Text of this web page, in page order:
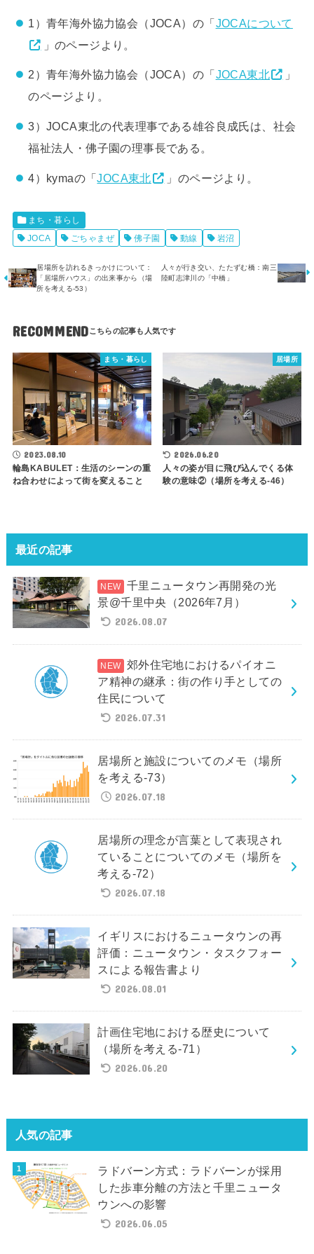
1）青年海外協力協会（JOCA）の「JOCAについて
」のページより。
2）青年海外協力協会（JOCA）の「 JOCA東北
」
のページより。
3）JOCA東北の代表理事である雄谷良成氏は、社会
福祉法人・佛子園の理事長である。
4）kymaの「JOCA東北 」のページより。
まち・暮らし
JOCA
ごちゃまぜ 佛子園 動線 岩沼
居場所を訪れるきっかけについて：
「居場所ハウス」の出来事から（場
所を考える-53）
人々が行き交い、たたずむ橋：南三
陸町志津川の「中橋」
RECOMMEND
まち・暮らし
2023.08.10
輪島KABULET：生活のシーンの重
ね合わせによって街を変えること
居場所
2026.06.20
人々の姿が目に飛び込んでくる体
験の意味②（場所を考える-46）
最近の記事
千里ニュータウン再開発の光
景@千里中央（2026年7月）
2026.08.07
郊外住宅地におけるパイオニ
ア精神の継承：街の作り手としての
住民について
2026.07.31
居場所と施設についてのメモ（場所
を考える-73）
2026.07.18
居場所の理念が言葉として表現され
ていることについてのメモ（場所を
考える-72）
2026.07.18
イギリスにおけるニュータウンの再
評価：ニュータウン・タスクフォー
スによる報告書より
2026.08.01
計画住宅地における歴史について
（場所を考える-71）
2026.06.20
人気の記事
ラドバーン方式：ラドバーンが採用
した歩車分離の方法と千里ニュータ
ウンへの影響
2026.06.05